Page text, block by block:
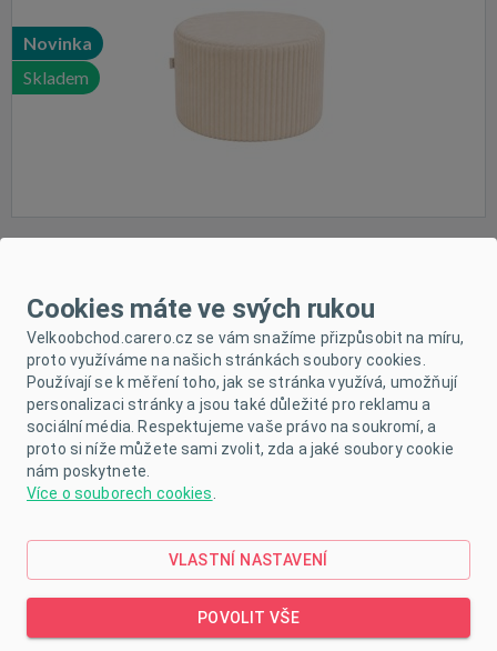
Novinka
Skladem
Novinka
Skladem
Velikost:92/98
Cookies máte ve svých rukou
Velkoobchod.carero.cz se vám snažíme přizpůsobit na míru,
proto využíváme na našich stránkách soubory cookies.
Používají se k měření toho, jak se stránka využívá, umožňují
personalizaci stránky a jsou také důležité pro reklamu a
sociální média. Respektujeme vaše právo na soukromí, a
proto si níže můžete sami zvolit, zda a jaké soubory cookie
nám poskytnete.
Více o souborech cookies
VLASTNÍ NASTAVENÍ
POVOLIT VŠE